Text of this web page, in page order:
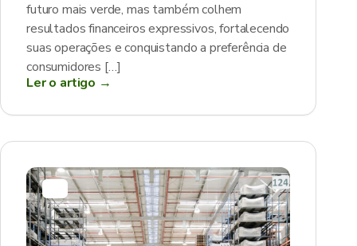
futuro mais verde, mas também colhem
resultados financeiros expressivos, fortalecendo
suas operações e conquistando a preferência de
consumidores […]
Ler o artigo →